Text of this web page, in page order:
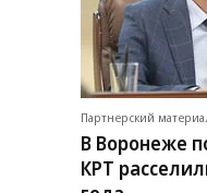
Партнерский
В Воронеже
КРТ